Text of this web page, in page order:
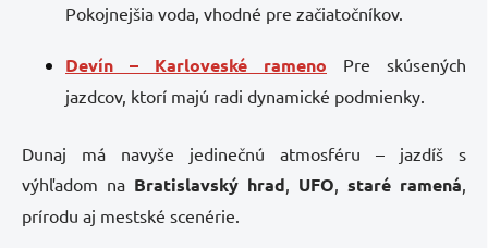
Pokojnejšia voda, vhodné pre začiatočníkov.
Devín – Karloveské rameno Pre skúsených
jazdcov, ktorí majú radi dynamické podmienky.
Dunaj má navyše jedinečnú atmosféru – jazdíš s
výhľadom na Bratislavský hrad, UFO, staré ramená,
prírodu aj mestské scenérie.